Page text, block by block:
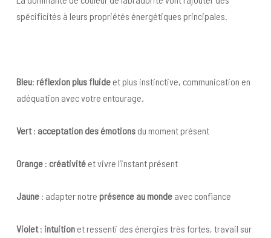
spécificités à leurs propriétés énergétiques principales.
Bleu: réflexion plus fluideet plus instinctive, communication en
adéquation avec votre entourage.
Vert: acceptation des émotionsdu moment présent
Orange: créativitéet vivre l’instant présent
Jaune : adapter notre présence au mondeavec confiance
Violet: intuitionet ressenti des énergies très fortes, travail sur